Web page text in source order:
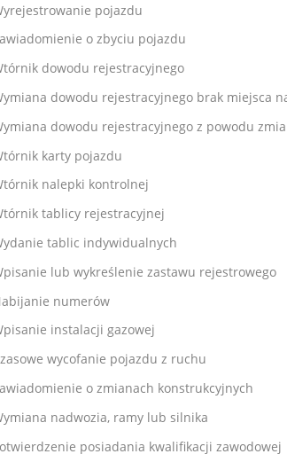
pojazdu
o zbyciu pojazdu
dowodu rejestracyjnego
dowodu rejestracyjnego brak miejsca
dowodu rejestracyjnego z powodu
karty pojazdu
nalepki kontrolnej
tablicy rejestracyjnej
tablic indywidualnych
lub wykreślenie zastawu rejestrowego
numerów
instalacji gazowej
wycofanie pojazdu z ruchu
o zmianach konstrukcyjnych
nadwozia, ramy lub silnika
posiadania kwalifikacji zawodowej